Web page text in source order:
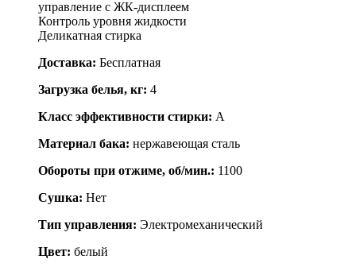
управление с ЖК-дисплеем
Контроль уровня жидкости
Деликатная стирка
Доставка: Бесплатная
Загрузка белья, кг: 4
Класс эффективности стирки: A
Материал бака: нержавеющая сталь
Обороты при отжиме, об/мин.: 1100
Сушка: Нет
Тип управления: Электромеханический
Цвет: белый